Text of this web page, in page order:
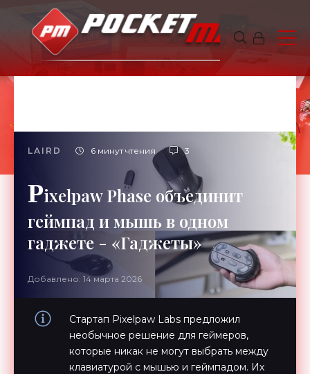
LAIRD 6 минут чтения 3
Pixelpaw Phase объединит
геймпад и мышь в одном
гаджете - «Гаджеты»
Добавлено: 14 марта 2026
Стартап Pixelpaw Labs предложил
необычное решение для геймеров,
которые никак не могут выбрать между
клавиатурой с мышью и геймпадом. Их